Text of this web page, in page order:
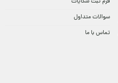
سوالات متداول
تماس با ما